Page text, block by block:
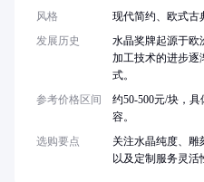
风格
现代简约、欧式古
发展历史
水晶奖牌起源于欧
加工技术的进步逐
式。
参考价格区间
约50-500元/块，
容。
选购要点
关注水晶纯度、雕
以及定制服务灵活